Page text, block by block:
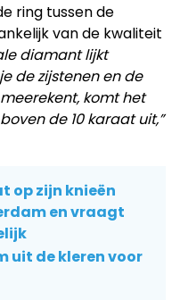
ring tussen de
van de kwaliteit
diamant lijkt
de zijstenen en de
komt het
de 10 karaat uit,”
op zijn knieën
en vraagt
uit de kleren voor